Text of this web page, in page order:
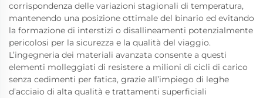
corrispondenza delle variazioni stagionali di temperatura,
mantenendo una posizione ottimale del binario ed evitando
la formazione di interstizi o disallineamenti potenzialmente
pericolosi per la sicurezza e la qualità del viaggio.
L’ingegneria dei materiali avanzata consente a questi
elementi molleggiati di resistere a milioni di cicli di carico
senza cedimenti per fatica, grazie all’impiego di leghe
d’acciaio di alta qualità e trattamenti superficiali